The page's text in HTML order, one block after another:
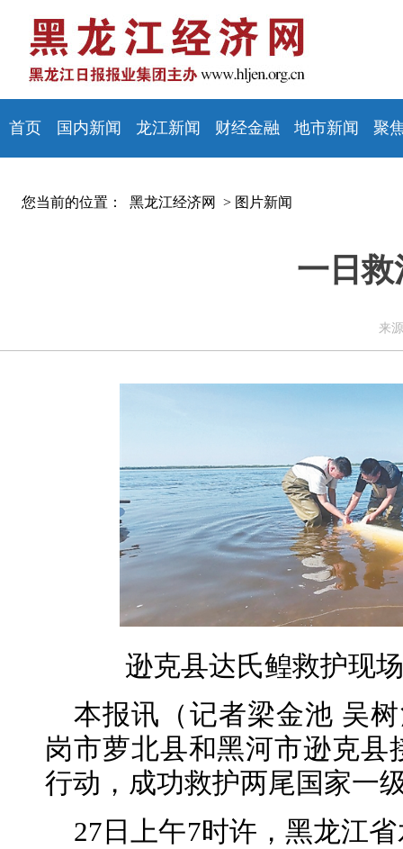
首页 国内新闻 龙江新闻 财经金融 地市新闻 聚
您当前的位置： 黑龙江经济网 > 图片新闻
一日救
来
逊克县达氏鳇救护现
本报讯（记者梁金池 吴
岗市萝北县和黑河市逊克
行动，成功救护两尾国家一
27日上午7时许，黑龙江